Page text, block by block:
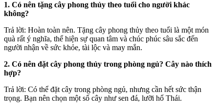
1. Có nên tặng cây phong thủy theo tuổi cho người khác
không?
Trả lời: Hoàn toàn nên. Tặng cây phong thủy theo tuổi là một món
quà rất ý nghĩa, thể hiện sự quan tâm và chúc phúc sâu sắc đến
người nhận về sức khỏe, tài lộc và may mắn.
2. Có nên đặt cây phong thủy trong phòng ngủ? Cây nào thích
hợp?
Trả lời: Có thể đặt cây trong phòng ngủ, nhưng cần hết sức thận
trọng. Bạn nên chọn một số cây như sen đá, lưỡi hổ Thái.